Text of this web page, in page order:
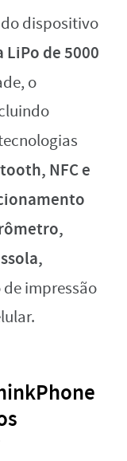
dispositivo
de 5000
o
NFC e
impressão